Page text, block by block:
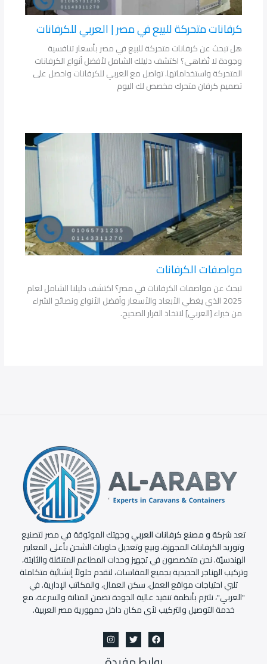
كرفانات متحركة للبيع في مصر | العربي للكرفانات
هل تبحث عن كرفانات متحركة للبيع في مصر بأسعار تنافسية
وجودة لا تُضاهى؟ اكتشف دليلك الشامل لأفضل أنواع الكرفانات
المتحركة واستخداماتها. تواصل مع العربي للكرفانات واحصل على
تصميم كرفان متحرك مخصص لك اليوم
مواصفات الكرفانات
تبحث عن مواصفات الكرفانات في مصر؟ اكتشف دليلنا الشامل لعام
2025 الذي يغطي الأبعاد والأسعار وأفضل الأنواع ونصائح الشراء
من خبراء [العربي] لاتخاذ القرار الصحيح.
تعدشركة و مصنع كرفانات العربيوجهتك الموثوقة في مصر لتصنيع
وتوريد الكرفانات المجهزة، وبيع وتعديل حاويات الشحن بأعلى المعايير
الهندسيّة. نحن متخصصون في تجهيز وحدات المطاعم المتنقلة والثابتة،
وتركيب الهناجر الحديدية بجميع المقاسات، لنقدم حلولاً إنشائية متكاملة
تلبي احتياجات مواقع العمل، سكن العمال، والمكاتب الإدارية. في
"العربي"، نلتزم بأنظمة تنفيذ عالية الجودة تضمن المتانة والسرعة، مع
خدمة التوصيل والتركيب لأي مكان داخل جمهورية مصر العربية.